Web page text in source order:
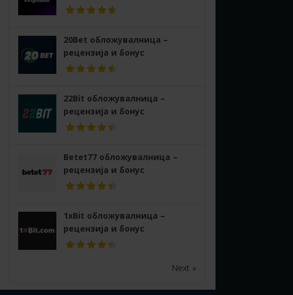
20Bet обложувалница –
рецензија и бонус
22Bit обложувалница –
рецензија и бонус
Betet77 обложувалница –
рецензија и бонус
1xBit обложувалница –
рецензија и бонус
Next »